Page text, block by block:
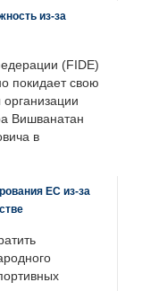
из-за
(FIDE)
покидает свою
Вишванатан
в
ЕС из-за